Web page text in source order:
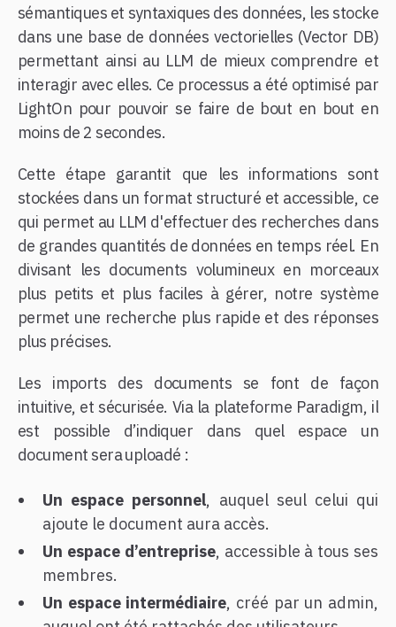
sémantiques et syntaxiques des données, les stocke
dans une base de données vectorielles (Vector DB)
permettant ainsi au LLM de mieux comprendre et
interagir avec elles. Ce processus a été optimisé par
LightOn pour pouvoir se faire de bout en bout en
moins de 2 secondes.
Cette étape garantit que les informations sont
stockées dans un format structuré et accessible, ce
qui permet au LLM d'effectuer des recherches dans
de grandes quantités de données en temps réel. En
divisant les documents volumineux en morceaux
plus petits et plus faciles à gérer, notre système
permet une recherche plus rapide et des réponses
plus précises.
Les imports des documents se font de façon
intuitive, et sécurisée. Via la plateforme Paradigm, il
est possible d’indiquer dans quel espace un
document sera uploadé :
Un espace personnel, auquel seul celui qui
ajoute le document aura accès.
Un espace d’entreprise, accessible à tous ses
membres.
Un espace intermédiaire, créé par un admin,